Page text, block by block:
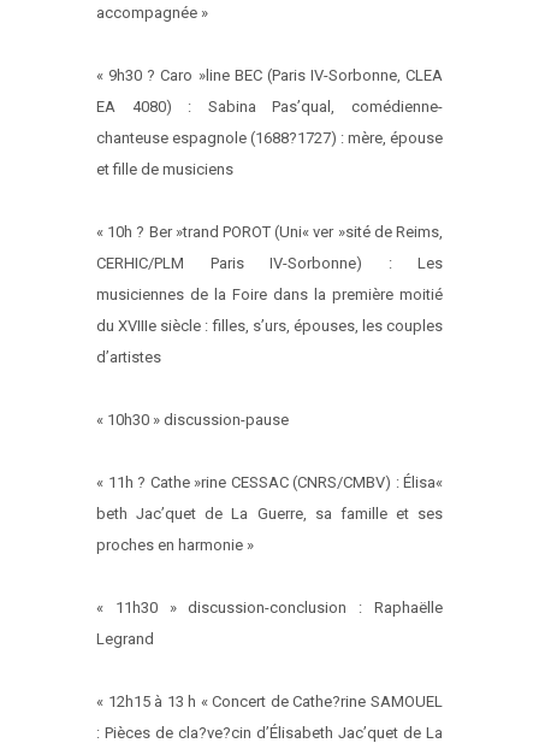
accompagnée »
« 9h30 ? Caro »line BEC (Paris IV-Sorbonne, CLEA
EA 4080) : Sabina Pas’qual, comédienne-
chanteuse espagnole (1688?1727) : mère, épouse
et fille de musiciens
« 10h ? Ber »trand POROT (Uni« ver »sité de Reims,
CERHIC/PLM Paris IV-Sorbonne) : Les
musiciennes de la Foire dans la première moitié
du XVIIIe siècle : filles, s’urs, épouses, les couples
d’artistes
« 10h30 » discussion-pause
« 11h ? Cathe »rine CESSAC (CNRS/CMBV) : Élisa«
beth Jac’quet de La Guerre, sa famille et ses
proches en harmonie »
« 11h30 » discussion-conclusion : Raphaëlle
Legrand
« 12h15 à 13 h « Concert de Cathe?rine SAMOUEL
: Pièces de cla?ve?cin d’Élisabeth Jac’quet de La